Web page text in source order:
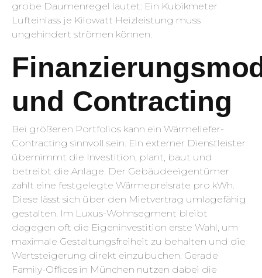
grobe Daumenregel lautet: Ein Kubikmeter
Lufteinlass je Kilowatt Heizleistung muss
ungehindert strömen können.
und Contracting
Bei größeren Portfolios kann ein Wärmeliefer-
Contracting sinnvoll sein. Ein externer Dienstleister
übernimmt die Investition, plant, baut und
betreibt die Anlage. Der Gebäudeeigentümer
zahlt eine festgelegte Wärmepreisrate pro kWh.
Diese lässt sich über den Mietvertrag umlagefähig
gestalten. Im Luxus-Wohnsegment bleibt
dagegen oft die Eigeninvestition erste Wahl, um
maximale Gestaltungsfreiheit zu behalten und die
Wertsteigerung direkt einzubuchen. Gerade
Family-Offices in München nutzen dabei die